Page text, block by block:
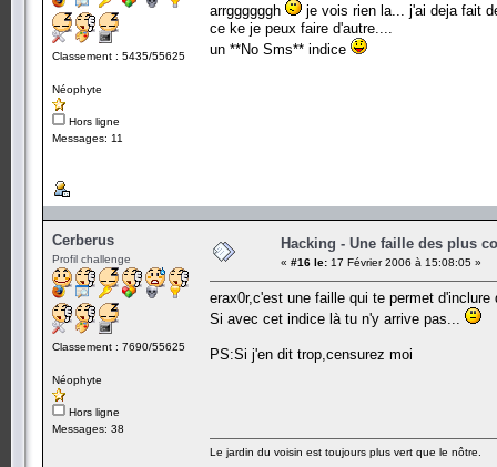
Classement : 5435/55625
Néophyte
Hors ligne
Messages: 11
arrggggggh
je vois rien la... j'ai deja fait
ce ke je peux faire d'autre....
un **No Sms** indice
Cerberus
Profil challenge
Classement : 7690/55625
Néophyte
Hors ligne
Messages: 38
Hacking - Une faille des plus
« #16 le: 17 Février 2006 à 15:08:05 »
erax0r,c'est une faille qui te permet
Si avec cet indice là tu n'y arrive pas...
PS:Si j'en dit trop,censurez moi
Le jardin du voisin est toujours plus vert que le nôtre.